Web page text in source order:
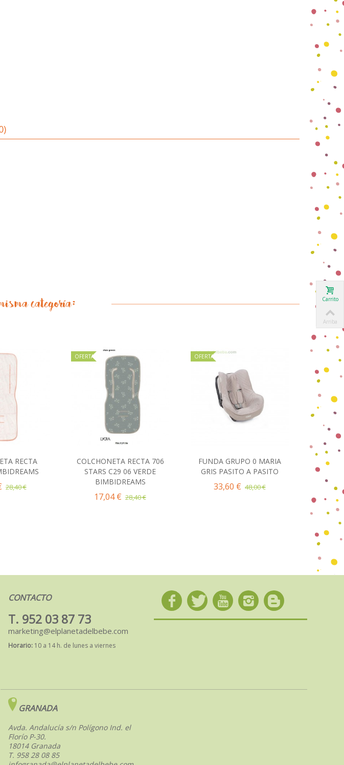
categoría:
al carrito
RECTA
28,40 €
OFERTA
Añadir al carrito
COLCHONETA RECTA 706
STARS C29 06 VERDE
BIMBIDREAMS
17,04 € 28,40 €
OFERTA
Añadir al carrito
FUNDA GRUPO 0 MARIA
GRIS PASITO A PASITO
33,60 € 48,00 €
CONTACTO
T. 952 03 87 73
marketing@elplanetadelbebe.com
Horario: 10 a 14 h. de lunes a viernes
GRANADA
Avda. Andalucía s/n Polígono Ind. el
Florío P-30.
18014 Granada
T. 958 28 08 85
Carrito
Arriba